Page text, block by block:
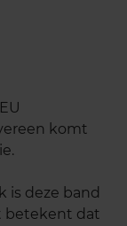
komt
is deze band
betekent dat